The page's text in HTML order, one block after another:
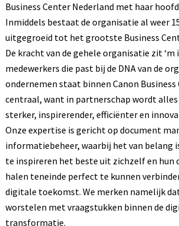
Business Center Nederland met haar
Inmiddels bestaat de organisatie al weer
uitgegroeid tot het grootste Business
De kracht van de gehele organisatie zit ‘m
medewerkers die past bij de DNA van de
ondernemen staat binnen Canon Business
centraal, want in partnerschap wordt
sterker, inspirerender, efficiënter en
Onze expertise is gericht op document
informatiebeheer, waarbij het van belang
te inspireren het beste uit zichzelf en hun
halen teneinde perfect te kunnen
digitale toekomst. We merken namelijk
worstelen met vraagstukken binnen de
transformatie.